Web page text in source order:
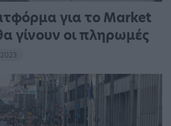
για το Market
γίνουν οι πληρωμές